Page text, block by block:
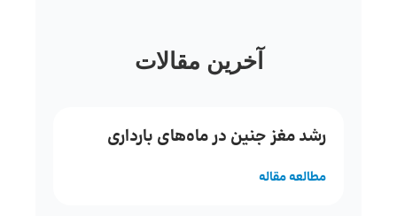
آخرین مقالات
رشد مغز جنین در ماه‌های بارداری
مطالعه مقاله